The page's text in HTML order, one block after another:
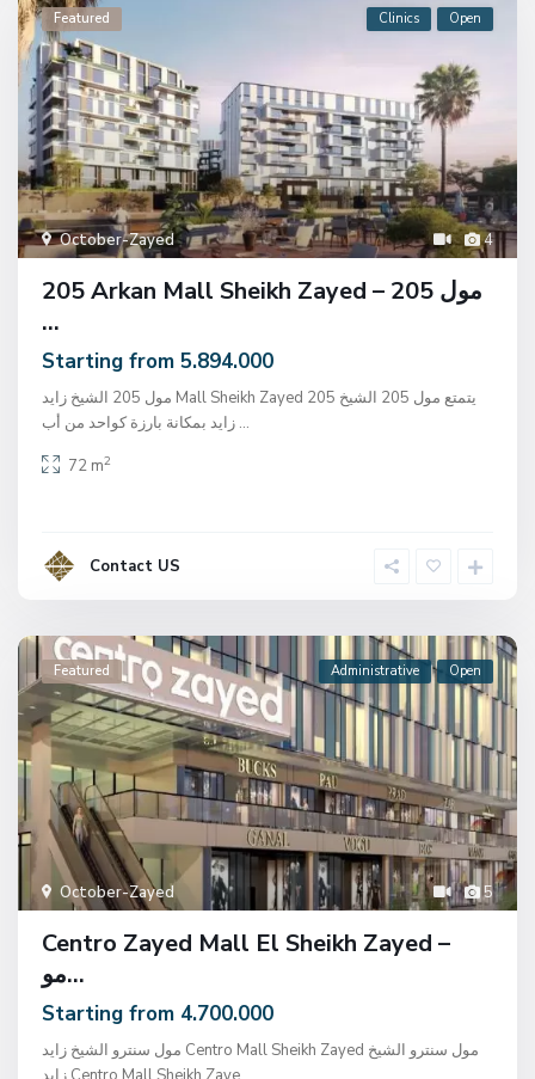
4
October-Zayed
Featured Clinics Open
205 Arkan Mall Sheikh Zayed – مول 205
...
Starting from 5.894.000
مول 205 الشيخ زايد Mall Sheikh Zayed 205 يتمتع مول 205 الشيخ
...
72 m2
Contact US
5
October-Zayed
Featured Administrative Open
Centro Zayed Mall El Sheikh Zayed –
مو...
Starting from 4.700.000
مول سنترو الشيخ زايد Centro Mall Sheikh Zayed مول سنترو الشيخ